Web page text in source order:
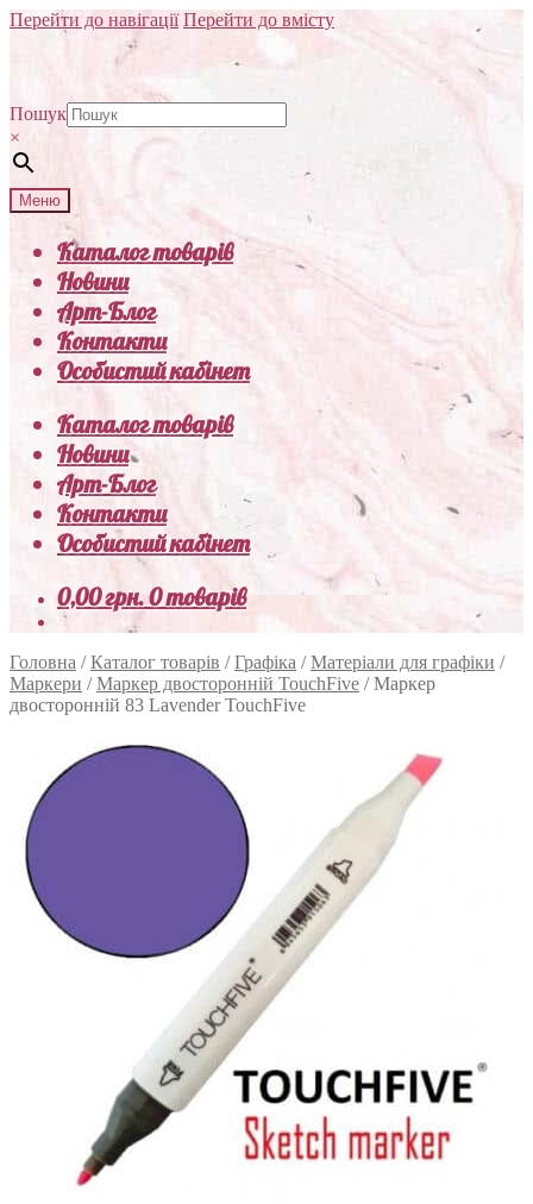
Перейти до навігації Перейти до вмісту
Пошук
×
Меню
Каталог товарів
Новини
Арт-Блог
Контакти
Особистий кабінет
Каталог товарів
Новини
Арт-Блог
Контакти
Особистий кабінет
0,00грн.0 товарів
Головна /Каталог товарів /Графіка /Матеріали для графіки /
Маркери /Маркер двосторонній TouchFive /Маркер
двосторонній 83 Lavender TouchFive